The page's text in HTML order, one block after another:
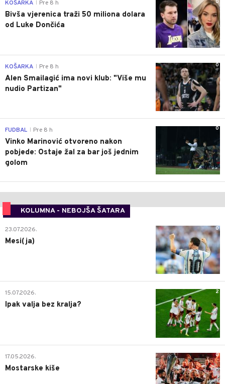
0
KOŠARKA Pre 8 h
Bivša vjerenica traži 50 miliona dolara
od Luke Dončića
0
KOŠARKA Pre 8 h
Alen Smailagić ima novi klub: "Više mu
nudio Partizan"
0
FUDBAL Pre 8 h
Vinko Marinović otvoreno nakon
pobjede: Ostaje žal za bar još jednim
golom
KOLUMNA - NEBOJŠA ŠATARA
0
23.07.2026.
Mesi(ja)
2
15.07.2026.
Ipak valja bez kralja?
0
17.05.2026.
Mostarske kiše